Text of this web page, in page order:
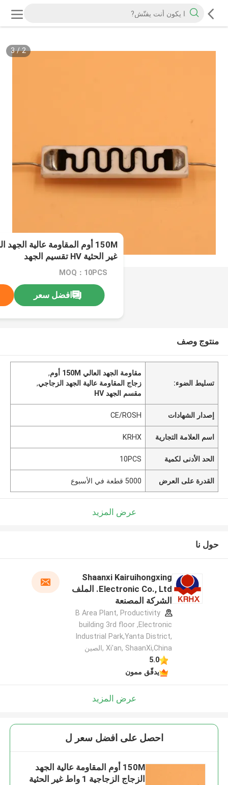
2
/
3
غير الحثية HV تقسيم الجهد
MOQ：10PCS
افضل سعر
منتوج وصف
تسليط الضوء:
مقاومة الجهد العالي 150M أوم
,
زجاج المقاومة عالية الجهد الزجاجي,
مقسم الجهد HV
إصدار الشهادات CE/ROSH
اسم العلامة التجارية KRHX
الحد الأدنى لكمية 10PCS
القدرة على العرض 5000 قطعة في الأسبوع
عرض المزيد
حول نا
Shaanxi Kairuihongxing
Electronic Co., Ltd. الملف
الشركة المصنعة
B Area Plant, Productivity
building 3rd floor ,Electronic
Industrial Park,Yanta District,
Xi'an, ShaanXi,China ,الصين
5.0
يدقّق ممون
عرض المزيد
احصل على افضل سعر ل
150M أوم المقاومة عالية الجهد
الزجاج الزجاجية 1 واط غير الحثية